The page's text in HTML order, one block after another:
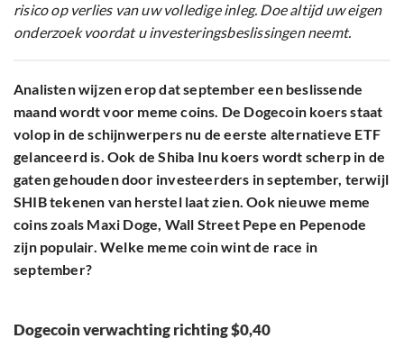
risico op verlies van uw volledige inleg. Doe altijd uw eigen
onderzoek voordat u investeringsbeslissingen neemt.
Analisten wijzen erop dat september een beslissende
maand wordt voor meme coins. De Dogecoin koers staat
volop in de schijnwerpers nu de eerste alternatieve ETF
gelanceerd is. Ook de Shiba Inu koers wordt scherp in de
gaten gehouden door investeerders in september, terwijl
SHIB tekenen van herstel laat zien. Ook nieuwe meme
coins zoals Maxi Doge, Wall Street Pepe en Pepenode
zijn populair. Welke meme coin wint de race in
september?
Dogecoin verwachting richting $0,40